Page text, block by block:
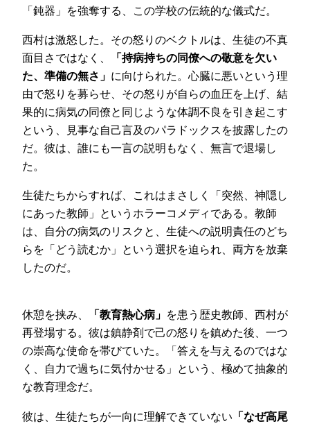
「鈍器」を強奪する、この学校の伝統的な儀式だ。
西村は激怒した。その怒りのベクトルは、生徒の不真
面目さではなく、
「持病持ちの同僚への敬意を欠い
た、準備の無さ」 に向けられた。心臓に悪いという理
由で怒りを募らせ、その怒りが自らの血圧を上げ、結
果的に病気の同僚と同じような体調不良を引き起こす
という、見事な自己言及のパラドックスを披露したの
だ。彼は、誰にも一言の説明もなく、無言で退場し
た。
生徒たちからすれば、これはまさしく「突然、神隠し
にあった教師」というホラーコメディである。教師
は、自分の病気のリスクと、生徒への説明責任のどち
らを「どう読むか」という選択を迫られ、両方を放棄
したのだ。
休憩を挟み、 「教育熱心病」 を患う歴史教師、西村が
再登場する。彼は鎮静剤で己の怒りを鎮めた後、一つ
の崇高な使命を帯びていた。「答えを与えるのではな
く、自力で過ちに気付かせる」という、極めて抽象的
な教育理念だ。
彼は、生徒たちが一向に理解できていない 「なぜ高尾